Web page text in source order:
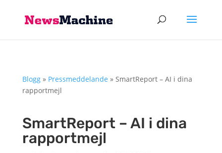
Blogg» Pressmeddelande » SmartReport – AI i dina
rapportmejl
SmartReport – AI i dina
rapportmejl